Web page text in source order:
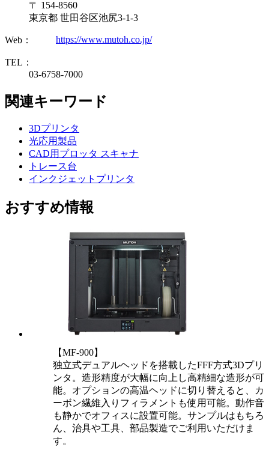
〒 154-8560
東京都 世田谷区池尻3-1-3
Web： https://www.mutoh.co.jp/
TEL：
03-6758-7000
関連キーワード
3Dプリンタ
光応用製品
CAD用プロッタ スキャナ
トレース台
インクジェットプリンタ
おすすめ情報
【MF-900】
独立式デュアルヘッドを搭載したFFF方式3Dプリ
ンタ。造形精度が大幅に向上し高精細な造形が可
能。オプションの高温ヘッドに切り替えると、カ
ーボン繊維入りフィラメントも使用可能。動作音
も静かでオフィスに設置可能。サンプルはもちろ
ん、治具や工具、部品製造でご利用いただけま
す。